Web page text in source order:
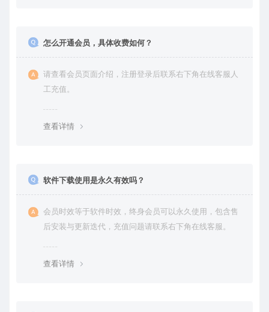
怎么开通会员，具体收费如何？
请查看会员页面介绍，注册登录后联系右下角在线客服人
工充值。
查看详情
软件下载使用是永久有效吗？
会员时效等于软件时效，终身会员可以永久使用，包含售
后安装与更新迭代，充值问题请联系右下角在线客服。
查看详情